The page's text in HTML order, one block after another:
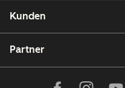
Kunden
Partner